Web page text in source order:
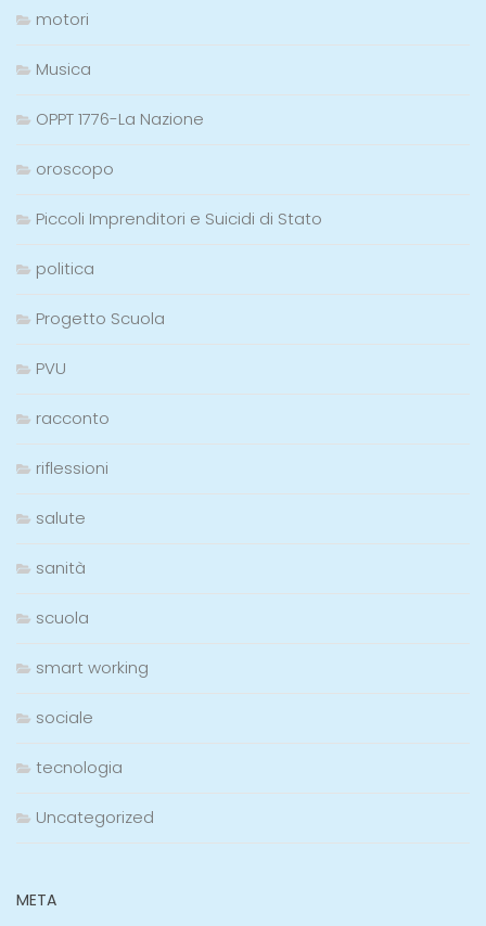
motori
Musica
OPPT 1776-La Nazione
oroscopo
Piccoli Imprenditori e Suicidi di Stato
politica
Progetto Scuola
PVU
racconto
riflessioni
salute
sanità
scuola
smart working
sociale
tecnologia
Uncategorized
META